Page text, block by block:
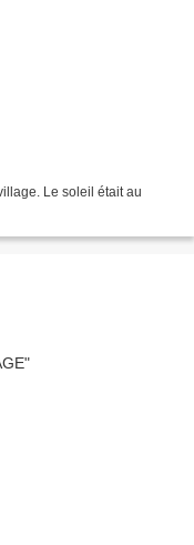
Le soleil était au